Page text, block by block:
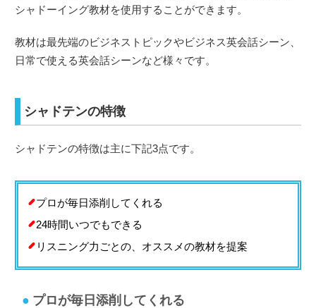
シャドーイング教材を使用することができます。
教材は最先端のビジネストピックやビジネス英会話シーン、
日常で使える英会話シーンなど様々です。
シャドテンの特徴
シャドテンの特徴は主に下記3点です。
プロが毎日添削してくれる
24時間いつでもできる
リスニング力ごとの、オススメの教材を提案
プロが毎日添削してくれる